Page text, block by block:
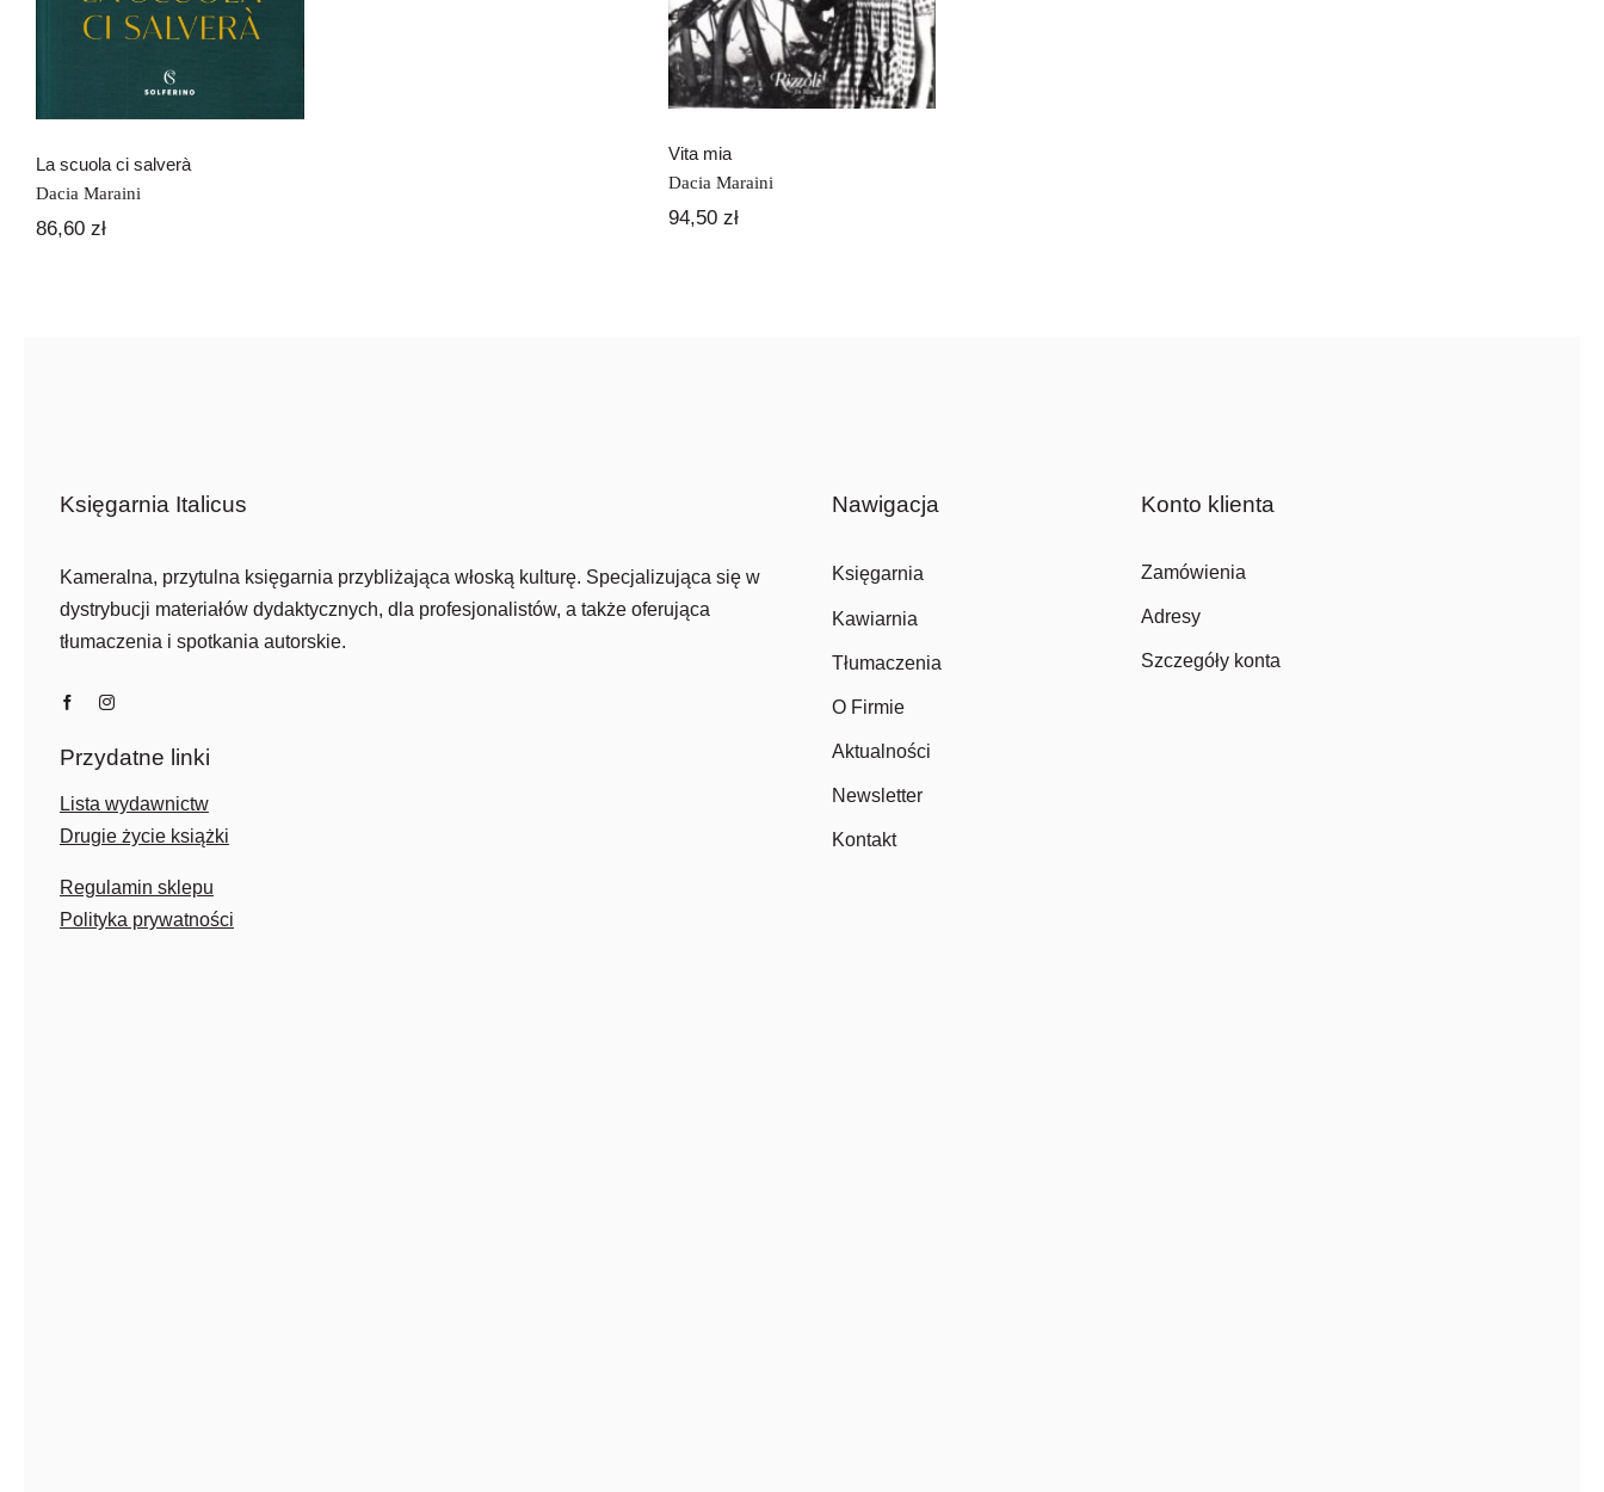
La scuola ci salverà
Dacia Maraini
86,60 zł
Vita mia
Dacia Maraini
94,50 zł
Księgarnia Italicus
Kameralna, przytulna księgarnia przybliżająca włoską kulturę. Specjalizująca się w
dystrybucji materiałów dydaktycznych, dla profesjonalistów, a także oferująca
tłumaczenia i spotkania autorskie.
Przydatne linki
Lista wydawnictw
Drugie życie książki
Regulamin sklepu
Polityka prywatności
Nawigacja
Księgarnia
Kawiarnia
Tłumaczenia
O Firmie
Aktualności
Newsletter
Kontakt
Konto klienta
Zamówienia
Adresy
Szczegóły konta